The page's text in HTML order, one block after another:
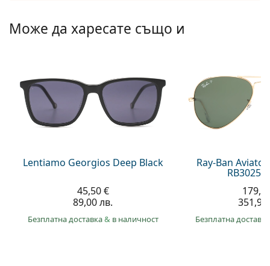
Prada
Може да харесате също и
Lentiamo Georgios Deep Black
45,50 €
89,00 лв.
Безплатна доставка& в наличност
Ray-Ban
RB3025
Безплатна